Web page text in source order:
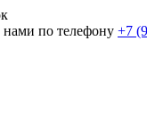
нами по телефону +7